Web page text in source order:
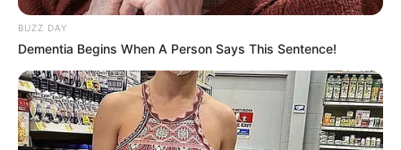
અમારી યુટ્યુબ ચેનલ ને Subscribe કરો
Latest News
BUZZ DAY
Dementia Begins When A Person Says This Sentence!